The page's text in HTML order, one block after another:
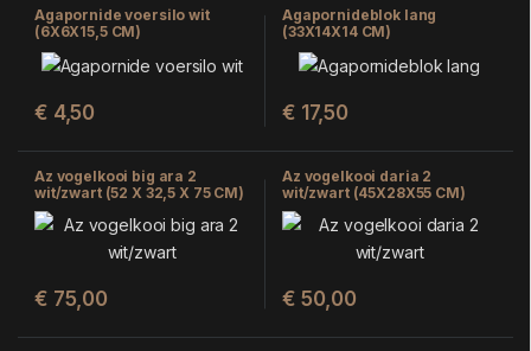
Agapornide voersilo wit
(6X6X15,5 CM)
€ 4,50
Agapornideblok lang
(33X14X14 CM)
€ 17,50
Az vogelkooi big ara 2
wit/zwart (52 X 32,5 X 75 CM)
€ 75,00
Az vogelkooi daria 2
wit/zwart (45X28X55 CM)
€ 50,00